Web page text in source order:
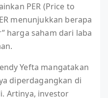
PER (Price to
menunjukkan berapa
harga saham dari laba
Yefta mangatakan
diperdagangkan di
Artinya, investor